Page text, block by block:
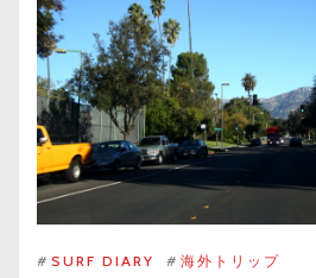
# SURF DIARY # 海外トリップ